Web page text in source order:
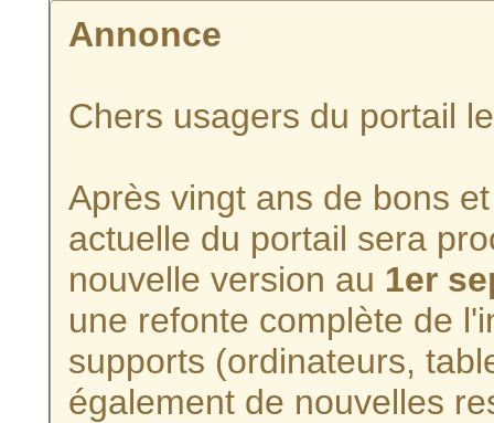
Annonce
Chers usagers du portail
Après vingt ans de bons
actuelle du portail sera
nouvelle version au 1er
une refonte complète de
supports (ordinateurs,
également de nouvelles